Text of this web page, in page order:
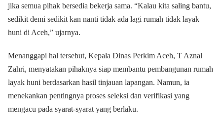
jika semua pihak bersedia bekerja sama. “Kalau kita saling bantu,
sedikit demi sedikit kan nanti tidak ada lagi rumah tidak layak
huni di Aceh,” ujarnya.
Menanggapi hal tersebut, Kepala Dinas Perkim Aceh, T Aznal
Zahri, menyatakan pihaknya siap membantu pembangunan rumah
layak huni berdasarkan hasil tinjauan lapangan. Namun, ia
menekankan pentingnya proses seleksi dan verifikasi yang
mengacu pada syarat-syarat yang berlaku.